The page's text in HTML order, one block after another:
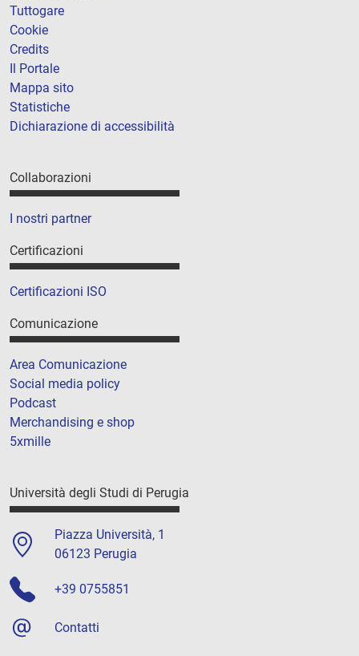
Tuttogare
Cookie
Credits
Il Portale
Mappa sito
Statistiche
Dichiarazione di accessibilità
Collaborazioni
I nostri partner
Certificazioni
Certificazioni ISO
Comunicazione
Area Comunicazione
Social media policy
Podcast
Merchandising e shop
5xmille
Università degli Studi di Perugia
Piazza Università, 1
06123 Perugia
+39 0755851
Contatti